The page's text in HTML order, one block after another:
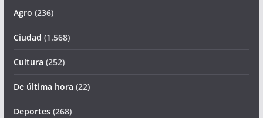
Agro (236)
Ciudad (1.568)
Cultura (252)
De última hora (22)
Deportes(268)